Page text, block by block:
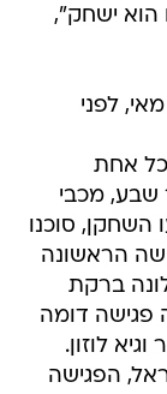
ישחק",
לפני
כל אחת
שבע, מכבי
השחקן, סוכנו
הראשונה
ברקת
פגישה דומה
לוזון.
הפגישה